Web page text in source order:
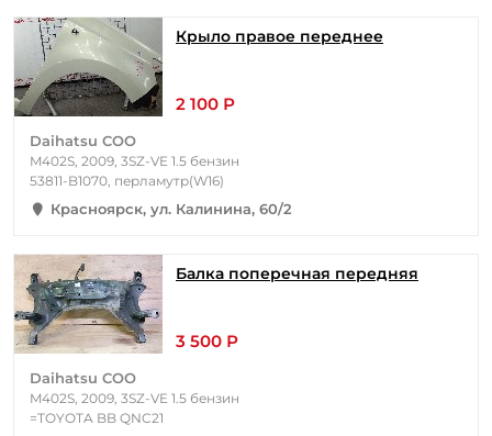
Крыло правое переднее
2 100 Р
Daihatsu COO
M402S, 2009, 3SZ-VE 1.5 бензин
53811-B1070, перламутр(W16)
Красноярск, ул. Калинина, 60/2
Балка поперечная передняя
3 500 Р
Daihatsu COO
M402S, 2009, 3SZ-VE 1.5 бензин
=TOYOTA BB QNC21